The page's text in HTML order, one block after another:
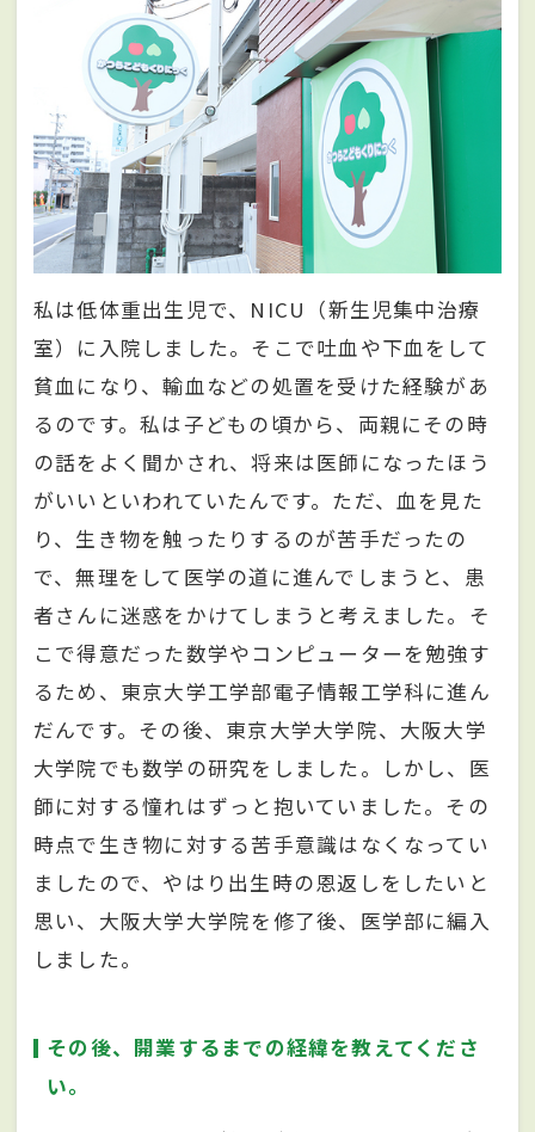
私は低体重出生児で、NICU（新生児集中治療
室）に入院しました。そこで吐血や下血をして
貧血になり、輸血などの処置を受けた経験があ
るのです。私は子どもの頃から、両親にその時
の話をよく聞かされ、将来は医師になったほう
がいいといわれていたんです。ただ、血を見た
り、生き物を触ったりするのが苦手だったの
で、無理をして医学の道に進んでしまうと、患
者さんに迷惑をかけてしまうと考えました。そ
こで得意だった数学やコンピューターを勉強す
るため、東京大学工学部電子情報工学科に進ん
だんです。その後、東京大学大学院、大阪大学
大学院でも数学の研究をしました。しかし、医
師に対する憧れはずっと抱いていました。その
時点で生き物に対する苦手意識はなくなってい
ましたので、やはり出生時の恩返しをしたいと
思い、大阪大学大学院を修了後、医学部に編入
しました。
その後、開業するまでの経緯を教えてくださ
い。